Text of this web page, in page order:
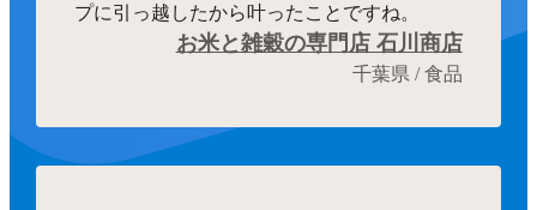
プに引っ越したから叶ったことですね。
お米と雑穀の専門店 石川商店
千葉県 / 食品